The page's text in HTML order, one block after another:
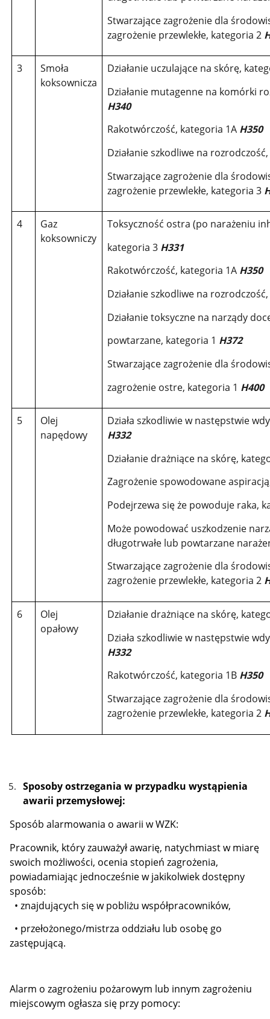
Stwarzające zagrożenie dla
zagrożenie przewlekłe, kategoria 2
3
Smoła
koksownicza
Działanie uczulające na skórę,
Działanie mutagenne na komórki
H340
Rakotwórczość, kategoria 1A H350
Działanie szkodliwe na
Stwarzające zagrożenie dla
zagrożenie przewlekłe, kategoria 3
4
Gaz
koksowniczy
Toksyczność ostra (po narażeniu
kategoria 3 H331
Rakotwórczość, kategoria 1A H350
Działanie szkodliwe na
Działanie toksyczne na narządy
powtarzane, kategoria 1 H372
Stwarzające zagrożenie dla
zagrożenie ostre, kategoria 1 H400
5
Olej
napędowy
Działa szkodliwie w następstwie
H332
Działanie drażniące na skórę,
Zagrożenie spowodowane
Podejrzewa się że powoduje raka,
Może powodować uszkodzenie
długotrwałe lub powtarzane
Stwarzające zagrożenie dla
zagrożenie przewlekłe, kategoria 2
6
Olej
opałowy
Działanie drażniące na skórę,
Działa szkodliwie w następstwie
H332
Rakotwórczość, kategoria 1B H350
Stwarzające zagrożenie dla
zagrożenie przewlekłe, kategoria 2
Sposoby ostrzegania w przypadku wystąpienia
awarii przemysłowej:
Sposób alarmowania o awarii w WZK:
Pracownik, który zauważył awarię, natychmiast w miarę
swoich możliwości, ocenia stopień zagrożenia,
powiadamiając jednocześnie w jakikolwiek dostępny
sposób:
• znajdujących się w pobliżu współpracowników,
• przełożonego/mistrza oddziału lub osobę go
zastępującą.
Alarm o zagrożeniu pożarowym lub innym zagrożeniu
miejscowym ogłasza się przy pomocy: